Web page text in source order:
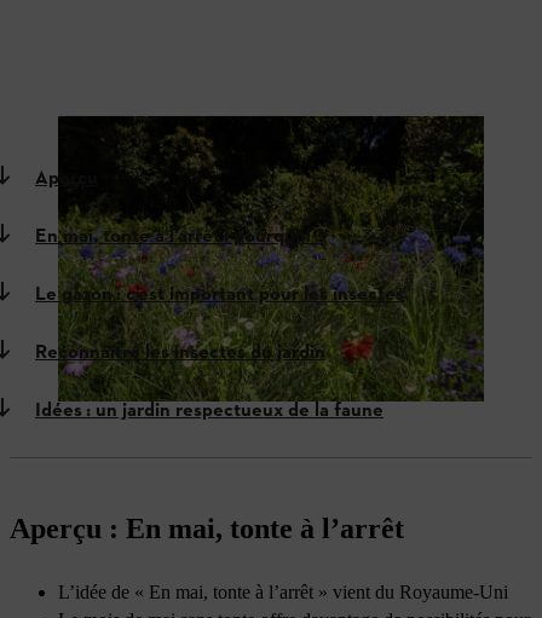
Une prairie de fleurs sauvages demande peu de travail
Aperçu
En mai, tonte à l’arrêt : pourquoi ?
Le gazon : c’est important pour les insectes
Reconnaître les insectes du jardin
Idées : un jardin respectueux de la faune
Aperçu : En mai, tonte à l’arrêt
L’idée de « En mai, tonte à l’arrêt » vient du Royaume-Uni